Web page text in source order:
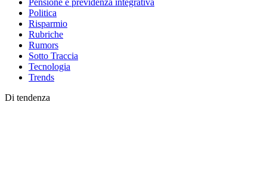
Pensione e previdenza integrativa
Politica
Risparmio
Rubriche
Rumors
Sotto Traccia
Tecnologia
Trends
Di tendenza